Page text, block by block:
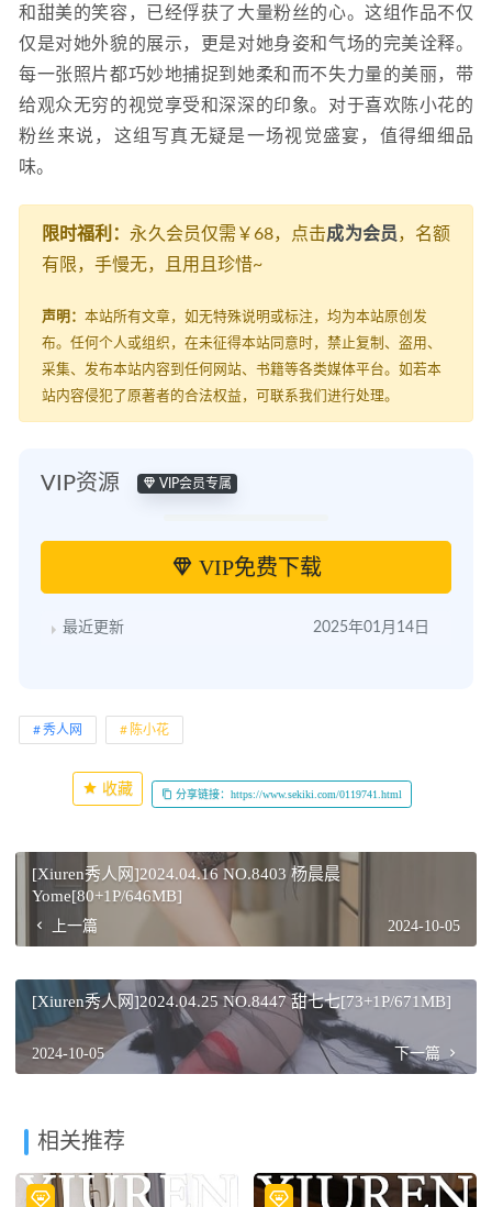
和甜美的笑容，已经俘获了大量粉丝的心。这组作品不仅
仅是对她外貌的展示，更是对她身姿和气场的完美诠释。
每一张照片都巧妙地捕捉到她柔和而不失力量的美丽，带
给观众无穷的视觉享受和深深的印象。对于喜欢陈小花的
粉丝来说，这组写真无疑是一场视觉盛宴，值得细细品
味。
限时福利： 永久会员仅需￥68，点击成为会员，名额
有限，手慢无，且用且珍惜~
声明： 本站所有文章，如无特殊说明或标注，均为本站原创发
布。任何个人或组织，在未征得本站同意时，禁止复制、盗用、
采集、发布本站内容到任何网站、书籍等各类媒体平台。如若本
站内容侵犯了原著者的合法权益，可联系我们进行处理。
VIP资源 VIP会员专属
VIP免费下载
最近更新 2025年01月14日
秀人网 陈小花
收藏 分享链接：https://www.sekiki.com/0119741.html
[Xiuren秀人网]2024.04.16 NO.8403 杨晨晨
Yome[80+1P/646MB]
上一篇 2024-10-05
[Xiuren秀人网]2024.04.25 NO.8447 甜七七[73+1P/671MB]
2024-10-05 下一篇
相关推荐